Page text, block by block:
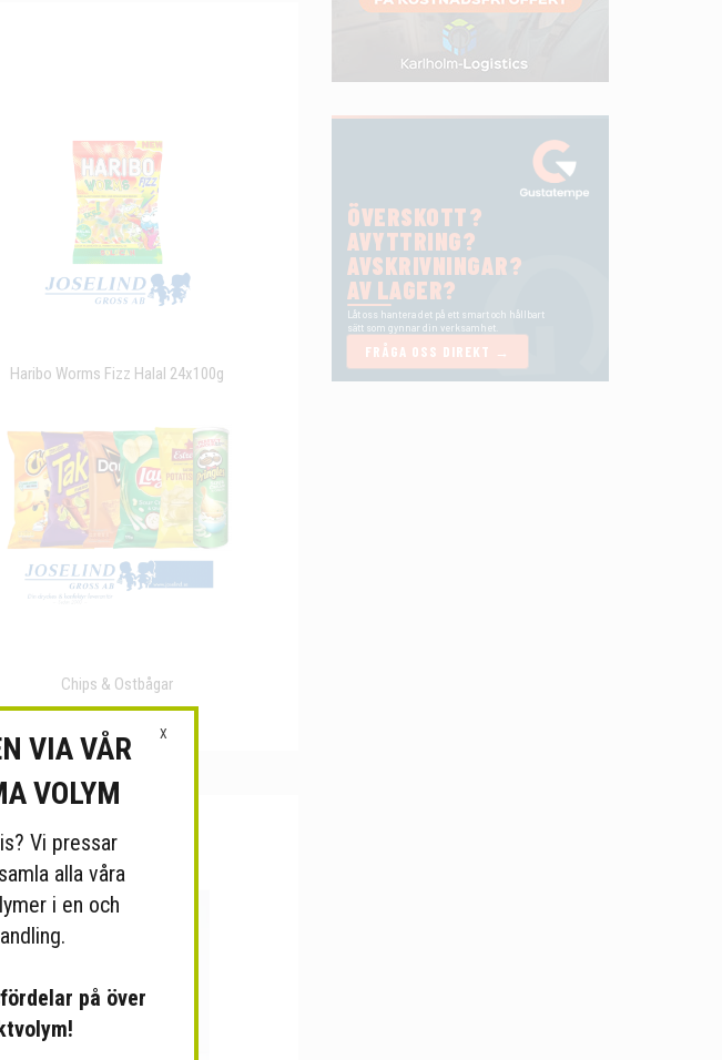
Haribo Worms Fizz Halal 24x100g
Chips & Ostbågar
X
VIA VÅR
VOLYM
Vi pressar
alla våra
i en och
på över